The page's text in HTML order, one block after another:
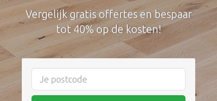
Vergelijk gratis offertes en bespaar
tot 40% op de kosten!